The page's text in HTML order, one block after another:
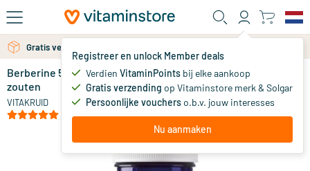
Ga naar de hoofdinhoud
Registreer en unlock Member deals
Verdien VitaminPoints bij elke aankoop
Gratis verzending op Vitaminstore merk & Solgar
Persoonlijke voucherso.b.v. jouw interesses
Nu aanmaken
Gratis verzending vanaf 25 euro
Gratis persoonlijk advies via chat of email
Berberine 500 Rebersa 97-102% berberine
zouten
VITAKRUID
51.